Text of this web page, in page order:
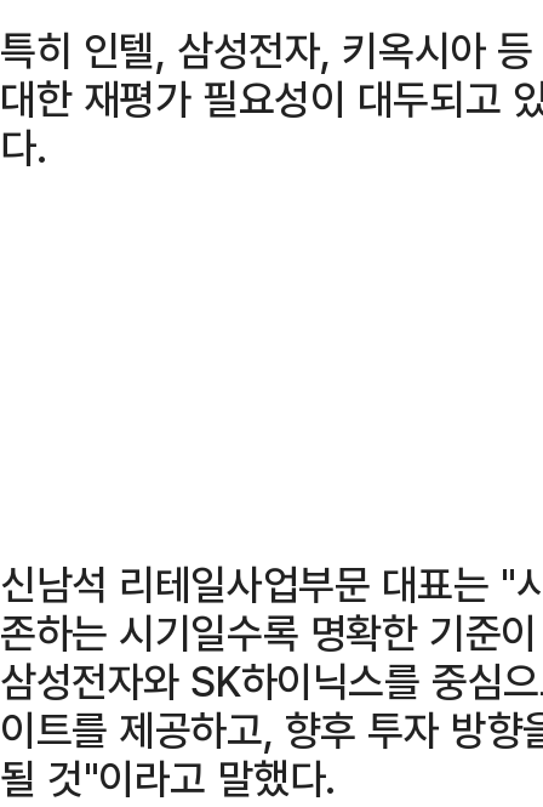
특히 인텔, 삼성전자, 키옥시아
대한 재평가 필요성이 대두되고
다.
신남석 리테일사업부문 대표는 "
존하는 시기일수록 명확한 기준
삼성전자와 SK하이닉스를 중심
이트를 제공하고, 향후 투자 방
될 것"이라고 말했다.